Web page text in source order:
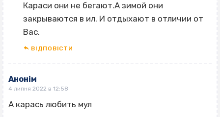
Караси они не бегают.А зимой они
закрываются в ил. И отдыхают в отличии от
Вас.
ВІДПОВІCТИ
Анонім
4 липня 2022 в 12:58
А карась любить мул